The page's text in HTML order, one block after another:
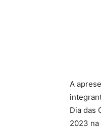
A
Dia das
2023